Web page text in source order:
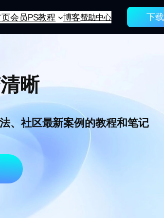
会员PS教程 博客帮助中心 下载
晰
、社区最新案例的教程和笔记